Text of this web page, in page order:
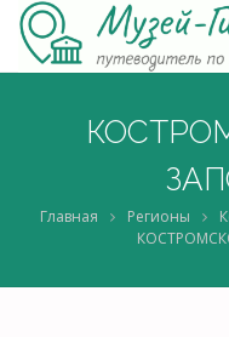
Главная Регионы